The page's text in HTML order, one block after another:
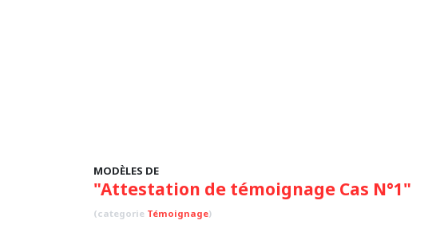
MODÈLES DE
"Attestation de témoignage Cas N°1"
(categorie Témoignage)